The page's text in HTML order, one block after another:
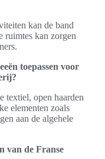
kan de band
ruimtes kan zorgen
toepassen voor
textiel, open haarden
elementen zoals
aan de algehele
van de Franse